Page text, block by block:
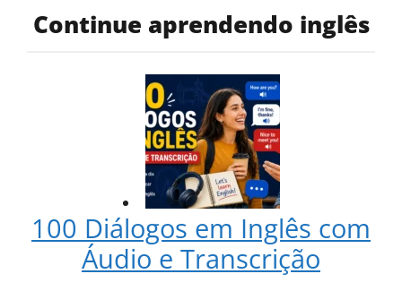
Continue aprendendo inglês
100 Diálogos em Inglês com
Áudio e Transcrição